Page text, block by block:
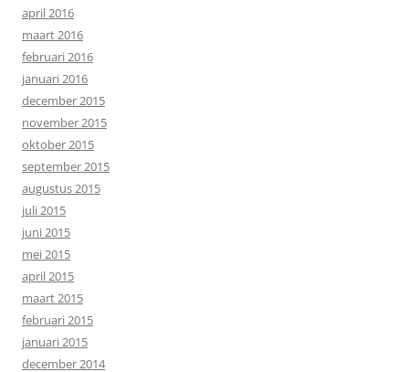
april 2016
maart 2016
februari 2016
januari 2016
december 2015
november 2015
oktober 2015
september 2015
augustus 2015
juli 2015
juni 2015
mei 2015
april 2015
maart 2015
februari 2015
januari 2015
december 2014